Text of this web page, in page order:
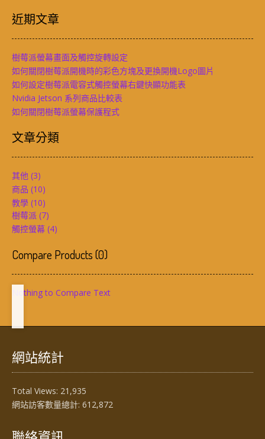
近期文章
樹莓派螢幕畫面及觸控旋轉設定
如何關閉樹莓派開機時的彩色方塊及更換開機Logo圖片
如何設定樹莓派電容式觸控螢幕右鍵快顯功能表
Nvidia Jetson 系列商品比較表
如何關閉樹莓派螢幕保護程式
文章分類
其他 (3)
商品 (10)
教學 (10)
樹莓派 (7)
觸控螢幕 (4)
Compare Products(0)
Nothing to Compare Text
網站統計
Total Views: 21,935
網站訪客數量總計: 612,872